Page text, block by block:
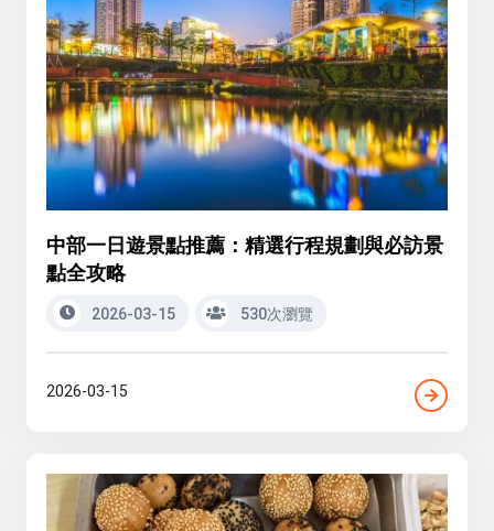
中部一日遊景點推薦：精選行程規劃與必訪景
點全攻略
2026-03-15 530次瀏覽
2026-03-15